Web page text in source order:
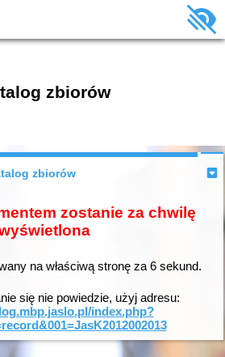
zbiorów
zbiorów
zostanie za chwilę
na właściwą stronę za 6sekund.
się nie powiedzie, użyj adresu:
index.php?